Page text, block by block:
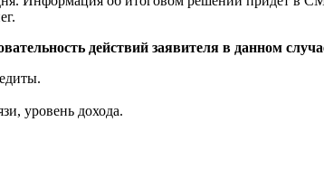
действий заявителя в данном
уровень дохода.